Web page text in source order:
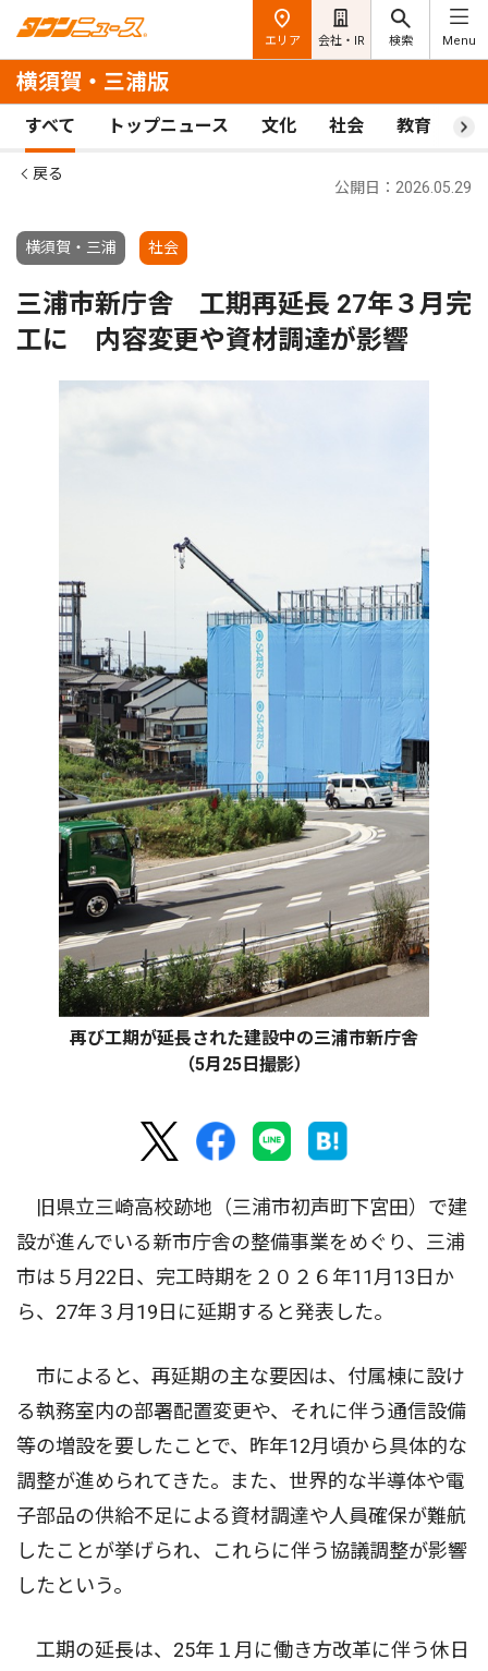
エリア 会社・IR 検索 Menu
横須賀・三浦版
すべて トップニュース 文化 社会 教育 ス
戻る
横須賀・三浦 社会
公開日：2026.05.29
三浦市新庁舎 工期再延長 27年３月完
工に 内容変更や資材調達が影響
再び工期が延長された建設中の三浦市新庁舎
（5月25日撮影）
旧県立三崎高校跡地（三浦市初声町下宮田）で建
設が進んでいる新市庁舎の整備事業をめぐり、三浦
市は５月22日、完工時期を２０２６年11月13日か
ら、27年３月19日に延期すると発表した。
市によると、再延期の主な要因は、付属棟に設け
る執務室内の部署配置変更や、それに伴う通信設備
等の増設を要したことで、昨年12月頃から具体的な
調整が進められてきた。また、世界的な半導体や電
子部品の供給不足による資材調達や人員確保が難航
したことが挙げられ、これらに伴う協議調整が影響
したという。
工期の延長は、25年１月に働き方改革に伴う休日